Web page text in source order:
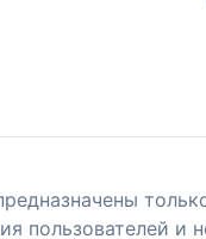
пользователей и